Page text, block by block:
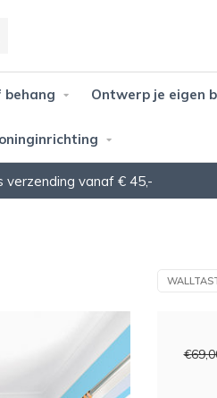
behang Ontwerp je eigen
verzending vanaf € 45,-